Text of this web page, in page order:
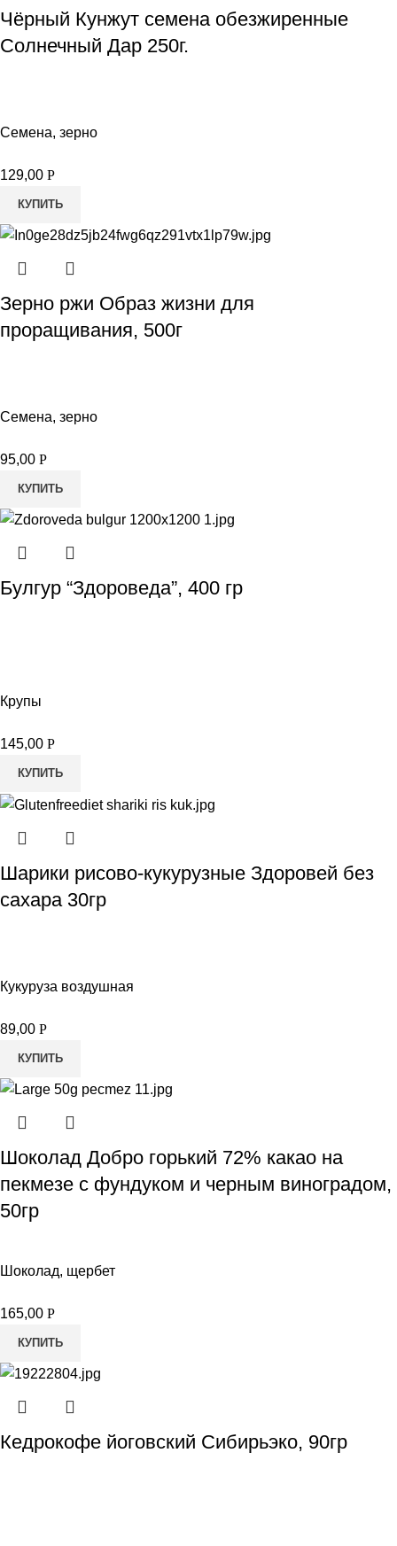
Чёрный Кунжут семена обезжиренные
Солнечный Дар 250г.
Семена, зерно
129,00 Р
КУПИТЬ
Зерно ржи Образ жизни для
проращивания, 500г
Семена, зерно
95,00 Р
КУПИТЬ
Булгур “Здороведа”, 400 гр
Крупы
145,00 Р
КУПИТЬ
Шарики рисово-кукурузные Здоровей без
сахара 30гр
Кукуруза воздушная
89,00 Р
КУПИТЬ
Шоколад Добро горький 72% какао на
пекмезе с фундуком и черным виноградом,
50гр
Шоколад, щербет
165,00 Р
КУПИТЬ
Кедрокофе йоговский Сибирьэко, 90гр